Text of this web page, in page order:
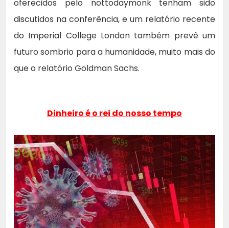
oferecidos pelo nottodaymonk tenham sido
discutidos na conferência, e um relatório recente
do Imperial College London também prevê um
futuro sombrio para a humanidade, muito mais do
que o relatório Goldman Sachs.
Dinheiro é o rei do nosso tempo